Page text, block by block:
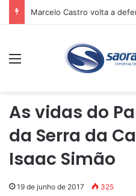
Menu
As vidas do
da Serra da
Isaac Simão
19 de junho de 2017 325